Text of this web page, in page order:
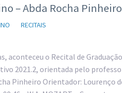
– Abda Rocha Pinheiro
RECITAIS
aconteceu o Recital de
2021.2, orientada pelo
Pinheiro Orientador: Lourenço